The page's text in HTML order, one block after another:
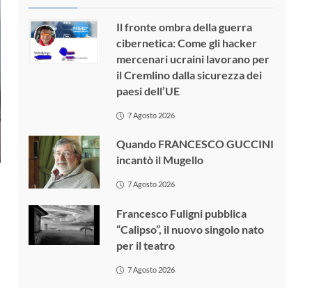
Il fronte ombra della guerra
cibernetica: Come gli hacker
mercenari ucraini lavorano per
il Cremlino dalla sicurezza dei
paesi dell’UE
7 Agosto 2026
Quando FRANCESCO GUCCINI
incantò il Mugello
7 Agosto 2026
Francesco Fuligni pubblica
“Calipso”, il nuovo singolo nato
per il teatro
7 Agosto 2026